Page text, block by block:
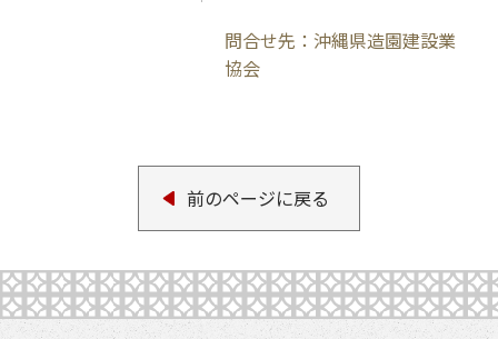
問合せ先：沖縄県造園建設業
協会
前のページに戻る